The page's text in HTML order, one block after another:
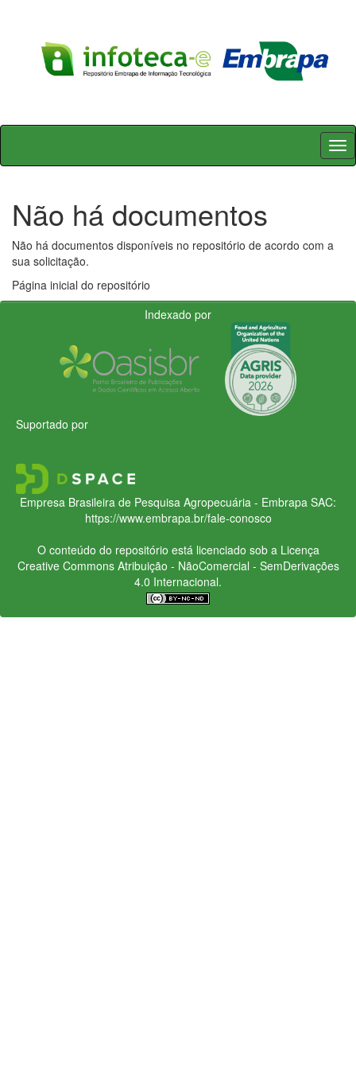
Skip
Não há documentos
Não há documentos disponíveis no repositório de acordo com a
sua solicitação.
Página inicial do repositório
Indexado por
Suportado por
Empresa Brasileira de Pesquisa Agropecuária - Embrapa SAC:
https://www.embrapa.br/fale-conosco
O conteúdo do repositório está licenciado sob a Licença
Creative CommonsAtribuição - NãoComercial - SemDerivações
4.0 Internacional.